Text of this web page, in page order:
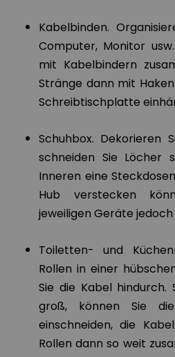
Kabelbinden.
Computer, Monitor
mit Kabelbindern
Stränge dann mit
Schreibtischplatte
Schuhbox. Dekorieren
schneiden Sie Löcher
Inneren eine
Hub verstecken
jeweiligen Geräte
Toiletten- und
Rollen in einer
Sie die Kabel hindurch.
groß, können Sie
einschneiden, die
Rollen dann so weit